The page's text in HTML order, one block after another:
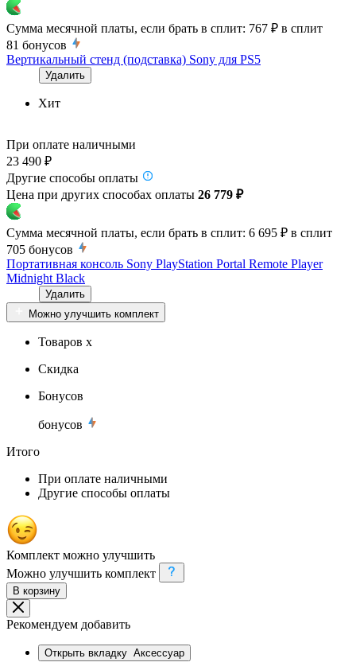
Сумма месячной платы, если брать в сплит: 767 ₽ в сплит
81 бонусов
Вертикальный стенд (подставка) Sony для PS5
Удалить
Хит
При оплате наличными
23 490 ₽
Другие способы оплаты
Цена при других способах оплаты 26 779 ₽
Сумма месячной платы, если брать в сплит: 6 695 ₽ в сплит
705 бонусов
Портативная консоль Sony PlayStation Portal Remote Player
Midnight Black
Удалить
Можно улучшить комплект
Товаров x
Скидка
Бонусов
бонусов
Итого
При оплате наличными
Другие способы оплаты
Комплект можно улучшить
Можно улучшить комплект
В корзину
Рекомендуем добавить
Открыть вкладку Аксессуар